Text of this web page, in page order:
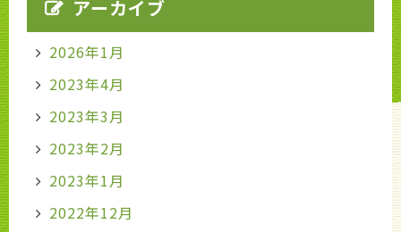
アーカイブ
2026年1月
2023年4月
2023年3月
2023年2月
2023年1月
2022年12月